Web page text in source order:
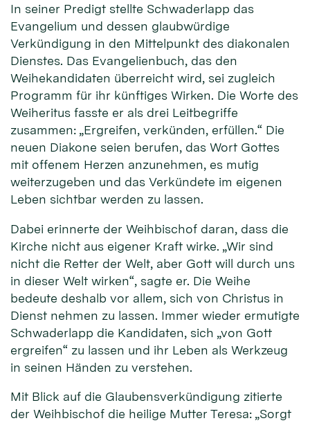
In seiner Predigt stellte Schwaderlapp das
Evangelium und dessen glaubwürdige
Verkündigung in den Mittelpunkt des diakonalen
Dienstes. Das Evangelienbuch, das den
Weihekandidaten überreicht wird, sei zugleich
Programm für ihr künftiges Wirken. Die Worte des
Weiheritus fasste er als drei Leitbegriffe
zusammen: „Ergreifen, verkünden, erfüllen.“ Die
neuen Diakone seien berufen, das Wort Gottes
mit offenem Herzen anzunehmen, es mutig
weiterzugeben und das Verkündete im eigenen
Leben sichtbar werden zu lassen.
Dabei erinnerte der Weihbischof daran, dass die
Kirche nicht aus eigener Kraft wirke. „Wir sind
nicht die Retter der Welt, aber Gott will durch uns
in dieser Welt wirken“, sagte er. Die Weihe
bedeute deshalb vor allem, sich von Christus in
Dienst nehmen zu lassen. Immer wieder ermutigte
Schwaderlapp die Kandidaten, sich „von Gott
ergreifen“ zu lassen und ihr Leben als Werkzeug
in seinen Händen zu verstehen.
Mit Blick auf die Glaubensverkündigung zitierte
der Weihbischof die heilige Mutter Teresa: „Sorgt